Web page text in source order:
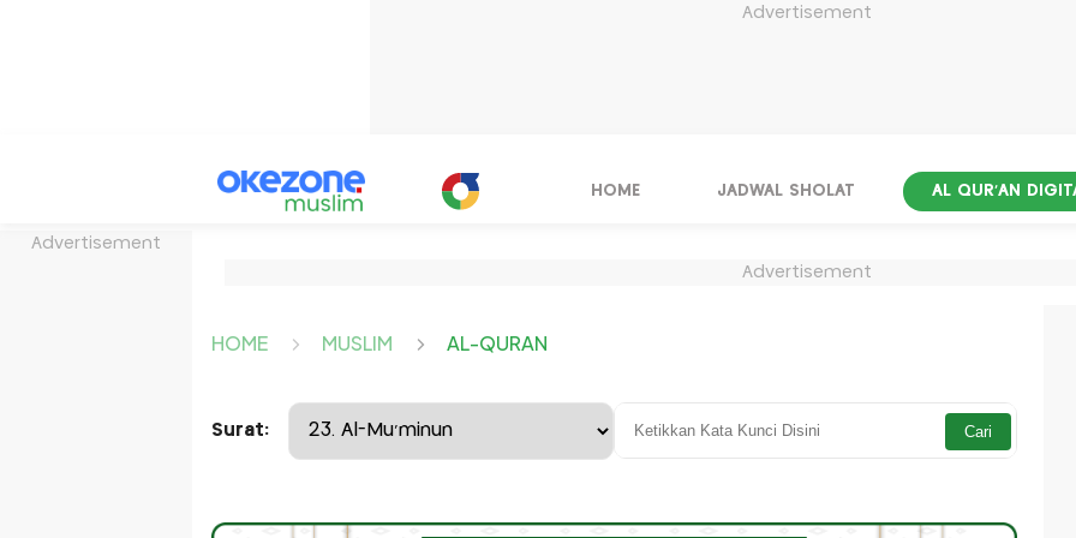
Advertisement
Advertisement
HOME JADWAL SHOLAT AL QUR'AN
Advertisement
HOME MUSLIM AL-QURAN
Surat: